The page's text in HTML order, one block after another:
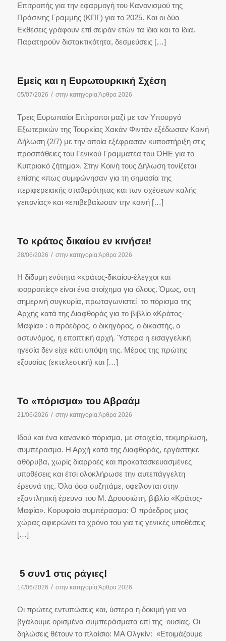
Επιτροπής για την εφαρμογή του Κανονισμού της
Πράσινης Γραμμής (ΚΠΓ) για το 2025. Και οι δύο
Εκθέσεις γράφουν επί σειράν ετών τα ίδια και τα ίδια.
Παρατηρούν διστακτικότητα, δεσμεύσεις […]
Εμείς και η Ευρωτουρκική Σχέση
05/07/2026 / στην κατηγορίαΆρθρα 2026
Τρεις Ευρωπαίοι Επίτροποι μαζί με τον Υπουργό
Εξωτερικών της Τουρκίας Χακάν Φιντάν εξέδωσαν Κοινή
Δήλωση (2/7) με την οποία εξέφρασαν «υποστήριξη στις
προσπάθειες του Γενικού Γραμματέα του ΟΗΕ για το
Κυπριακό ζήτημα». Στην Κοινή τους Δήλωση τονίζεται
επίσης «πως συμφώνησαν για τη σημασία της
περιφερειακής σταθερότητας και των σχέσεων καλής
γειτονίας» και «επιβεβαίωσαν την κοινή […]
Το κράτος δικαίου εν κινήσει!
28/06/2026 / στην κατηγορίαΆρθρα 2026
Η δίδυμη ενότητα «κράτος-δικαίου-έλεγχοι και
ισορροπίες» είναι ένα στοίχημα για όλους. Όμως, στη
σημερινή συγκυρία, πρωταγωνιστεί το πόρισμα της
Αρχής κατά της Διαφθοράς για το βιβλίο «Κράτος-
Μαφία» : ο πρόεδρος, ο δικηγόρος, ο δικαστής, ο
αστυνόμος, η εποπτική αρχή. Ύστερα η εισαγγελική
ηγεσία δεν είχε κάτι υπόψη της. Μέρος της πρώτης
εξουσίας (εκτελεστική) και […]
Το «πόρισμα» του Αβραάμ
21/06/2026 / στην κατηγορίαΆρθρα 2026
Ιδού και ένα κανονικό πόρισμα, με στοιχεία, τεκμηρίωση,
συμπέρασμα. Η Αρχή κατά της Διαφθοράς, εργάστηκε
αθόρυβα, χωρίς διαρροές και προκατασκευασμένες
υποθέσεις και έτσι ολοκλήρωσε την αυτεπάγγελτη
έρευνά της. Όλα όσα συζητάμε, οφείλονται στην
εξαντλητική έρευνα του Μ. Δρουσιώτη, βιβλίο «Κράτος-
Μαφία». Κορυφαίο συμπέρασμα: O πρόεδρος μιας
χώρας αφιερώνει το χρόνο του για τις γενικές υποθέσεις
[…]
5 συν1 στις ράγιες!
14/06/2026 / στην κατηγορίαΆρθρα 2026
Οι πρώτες εντυπώσεις και, ύστερα η δοκιμή για να
βγάλουμε ορισμένα συμπεράσματα επί της ουσίας. Οι
δηλώσεις θέτουν το πλαίσιο: ΜΑ Ολγκίν: «Ετοιμάζουμε